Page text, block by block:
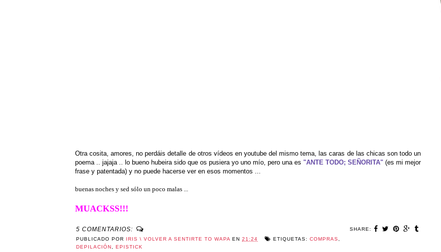
Otra cosita, amores, no perdáis detalle de otros vídeos en youtube del mismo tema, las caras de las chicas son todo un
poema .. jajaja .. lo bueno hubeira sido que os pusiera yo uno mío, pero una es "ANTE TODO; SEÑORITA" (es mi mejor
frase y patentada) y no puede hacerse ver en esos momentos ...
buenas noches y sed sólo un poco malas ...
MUACKSS!!!
SHARE:
5 COMENTARIOS:
PUBLICADO POR IRIS \ VOLVER A SENTIRTE TO WAPA EN 21:24 ETIQUETAS: COMPRAS
DEPILACIÓN
EPISTICK